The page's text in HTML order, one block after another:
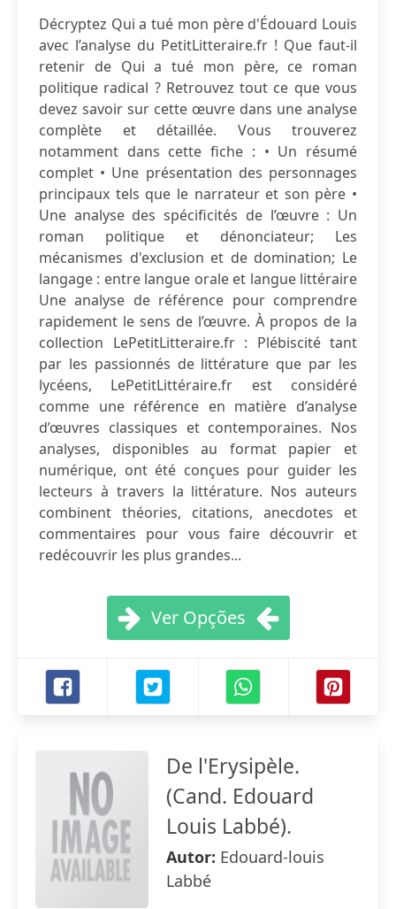
Décryptez Qui a tué mon père d'Édouard Louis
avec l’analyse du PetitLitteraire.fr ! Que faut-il
retenir de Qui a tué mon père, ce roman
politique radical ? Retrouvez tout ce que vous
devez savoir sur cette œuvre dans une analyse
complète et détaillée. Vous trouverez
notamment dans cette fiche : • Un résumé
complet • Une présentation des personnages
principaux tels que le narrateur et son père •
Une analyse des spécificités de l’œuvre : Un
roman politique et dénonciateur; Les
mécanismes d'exclusion et de domination; Le
langage : entre langue orale et langue littéraire
Une analyse de référence pour comprendre
rapidement le sens de l’œuvre. À propos de la
collection LePetitLitteraire.fr : Plébiscité tant
par les passionnés de littérature que par les
lycéens, LePetitLittéraire.fr est considéré
comme une référence en matière d’analyse
d’œuvres classiques et contemporaines. Nos
analyses, disponibles au format papier et
numérique, ont été conçues pour guider les
lecteurs à travers la littérature. Nos auteurs
combinent théories, citations, anecdotes et
commentaires pour vous faire découvrir et
redécouvrir les plus grandes...
Ver Opções
De l'Erysipèle.
(Cand. Edouard
Louis Labbé).
Autor: Edouard-louis
Labbé